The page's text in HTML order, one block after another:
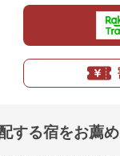
する宿をお薦め